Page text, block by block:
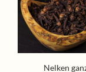
Nelken